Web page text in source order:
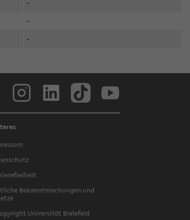
-
-
-
Bekanntmachungen und
Universität Bielefeld